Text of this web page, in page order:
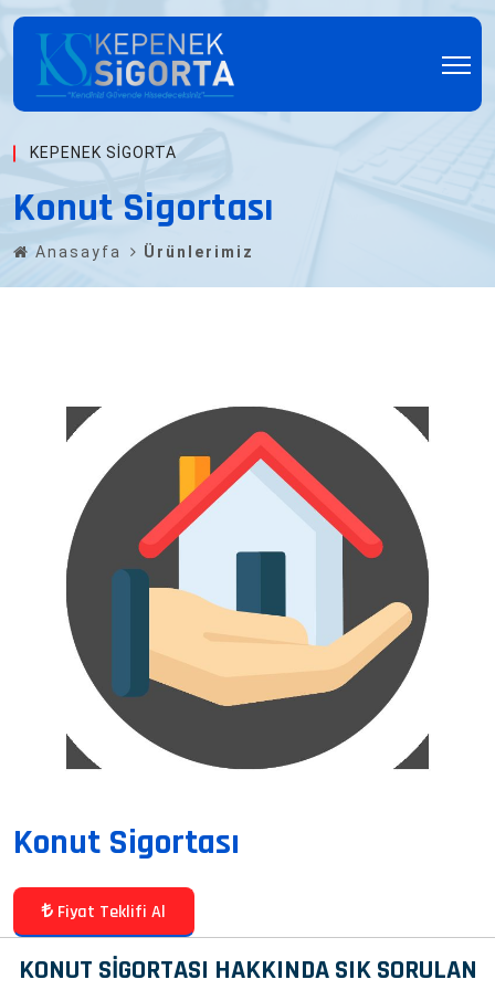
KEPENEK SIGORTA
Konut Sigortası
Anasayfa Ürünlerimiz
Konut Sigortası
Fiyat Teklifi Al
KONUT SİGORTASI HAKKINDA SIK SORULAN